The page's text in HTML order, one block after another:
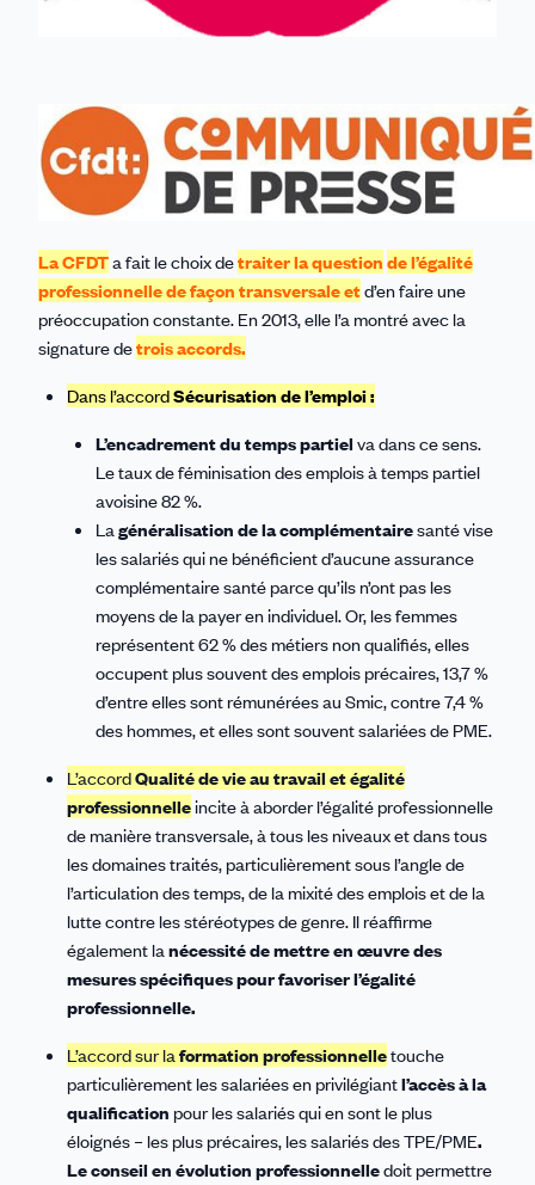
La CFDTa fait le choix detraiter la question de l’égalité
professionnelle de façon transversaleetd’en faire une
préoccupation constante. En 2013, elle l’a montré avec la
signature detrois accords.
Dans l’accordSécurisation de l’emploi :
L’encadrement du temps partiel va dans ce sens.
Le taux de féminisation des emplois à temps partiel
avoisine 82 %.
Lagénéralisation de la complémentairesanté vise
les salariés qui ne bénéficient d’aucune assurance
complémentaire santé parce qu’ils n’ont pas les
moyens de la payer en individuel. Or, les femmes
représentent 62 % des métiers non qualifiés, elles
occupent plus souvent des emplois précaires, 13,7 %
d’entre elles sont rémunérées au Smic, contre 7,4 %
des hommes, et elles sont souvent salariées de PME.
L’accordQualité de vie au travail et égalité
professionnelleincite à aborder l’égalité professionnelle
de manière transversale, à tous les niveaux et dans tous
les domaines traités, particulièrement sous l’angle de
l’articulation des temps, de la mixité des emplois et de la
lutte contre les stéréotypes de genre. Il réaffirme
également lanécessité de mettre en œuvre des
mesures spécifiques pour favoriser l’égalité
professionnelle.
L’accord sur laformation professionnelletouche
particulièrement les salariées en privilégiantl’accès à la
qualification pour les salariés qui en sont le plus
éloignés – les plus précaires, les salariés des TPE/PME.
Le conseil en évolution professionnelledoit permettre